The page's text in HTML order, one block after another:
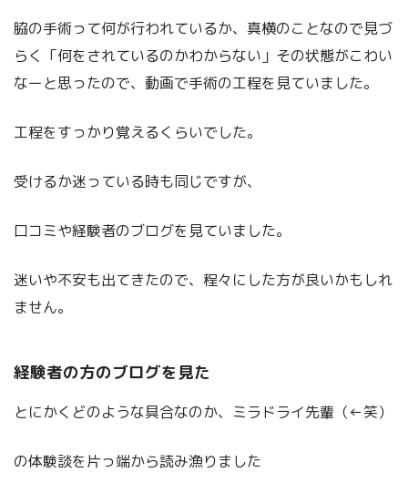
脇の手術って何が行われているか、真横のことなので見づ
らく「何をされているのかわからない」その状態がこわい
なーと思ったので、動画で手術の工程を見ていました。
工程をすっかり覚えるくらいでした。
受けるか迷っている時も同じですが、
口コミや経験者のブログを見ていました。
迷いや不安も出てきたので、程々にした方が良いかもしれ
ません。
経験者の方のブログを見た
とにかくどのような具合なのか、ミラドライ先輩（←笑）
の体験談を片っ端から読み漁りました